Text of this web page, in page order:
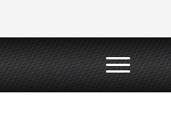
T
o
g